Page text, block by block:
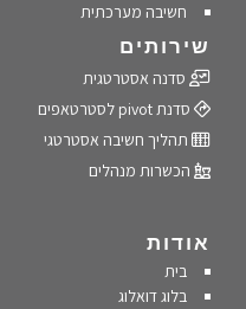
חשיבה מערכתית
שירותים
סדנה אסטרטגית
סדנת pivot לסטרטאפים
תהליך חשיבה אסטרטגי
הכשרות מנהלים
אודות
בית
בלוג דואלוג